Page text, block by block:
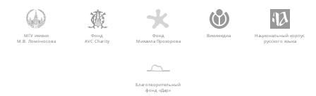
МГУ имени
М.В. Ломоносова
Фонд
AVC Charity
Фонд
Михаила Прохорова
Викимедиа
Национальный корпус
русского языка
Благотворительный
фонд «Дар»